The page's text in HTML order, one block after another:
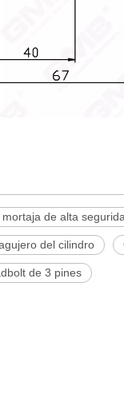
de alta
del cilindro
de 3 pines